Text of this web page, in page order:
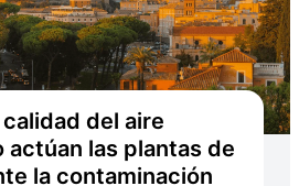
del aire
actúan las plantas de
la contaminación